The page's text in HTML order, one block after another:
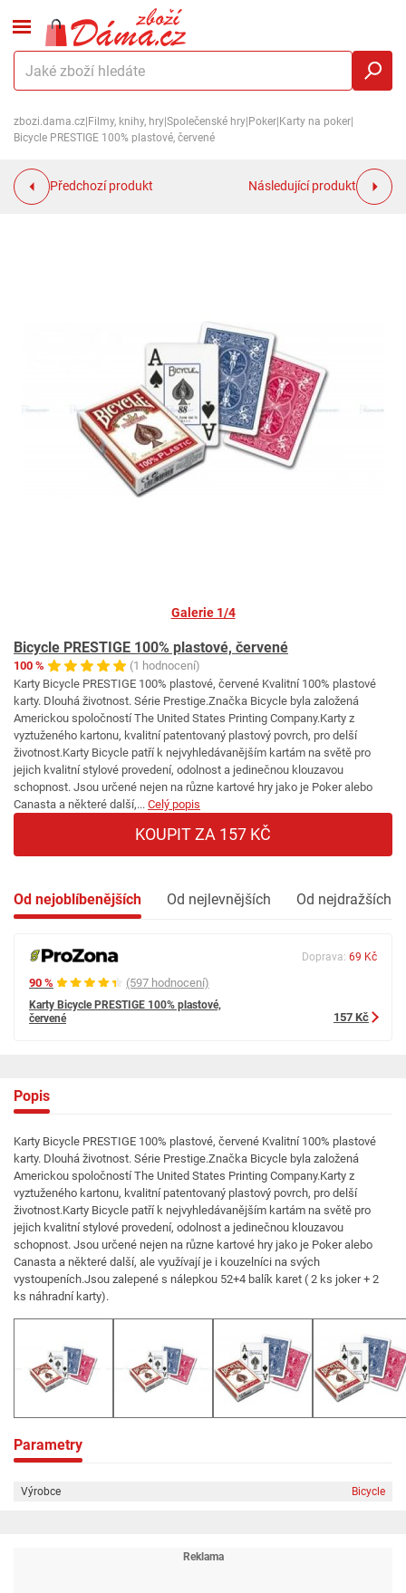
zbozi.dama.cz Filmy, knihy, hry Společenské hry Poker Karty na poker
Bicycle PRESTIGE 100% plastové, červené
Předchozí produkt Následující produkt
Galerie 1/4
Bicycle PRESTIGE 100% plastové, červené
100 %
(1 hodnocení)
Karty Bicycle PRESTIGE 100% plastové, červené Kvalitní 100% plastové
karty. Dlouhá životnost. Série Prestige.Značka Bicycle byla založená
Americkou spoločností The United States Printing Company.Karty z
vyztuženého kartonu, kvalitní patentovaný plastový povrch, pro delší
životnost.Karty Bicycle patří k nejvyhledávanějším kartám na světě pro
jejich kvalitní stylové provedení, odolnost a jedinečnou klouzavou
schopnost. Jsou určené nejen na různe kartové hry jako je Poker alebo
Canasta a některé další,... Celý popis
KOUPIT ZA 157 KČ
Od nejoblíbenějších Od nejlevnějších Od nejdražších
90 % (597 hodnocení)
Karty Bicycle PRESTIGE 100% plastové,
červené
Doprava: 69 Kč
157 Kč
Popis
Karty Bicycle PRESTIGE 100% plastové, červené Kvalitní 100% plastové
karty. Dlouhá životnost. Série Prestige.Značka Bicycle byla založená
Americkou spoločností The United States Printing Company.Karty z
vyztuženého kartonu, kvalitní patentovaný plastový povrch, pro delší
životnost.Karty Bicycle patří k nejvyhledávanějším kartám na světě pro
jejich kvalitní stylové provedení, odolnost a jedinečnou klouzavou
schopnost. Jsou určené nejen na různe kartové hry jako je Poker alebo
Canasta a některé další, ale využívají je i kouzelníci na svých
vystoupeních.Jsou zalepené s nálepkou 52+4 balík karet ( 2 ks joker + 2
ks náhradní karty).
Parametry
Výrobce Bicycle